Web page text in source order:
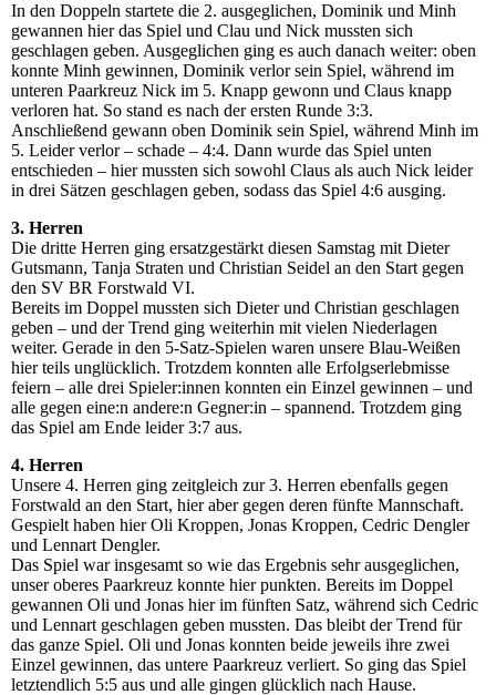
In den Doppeln startete die 2. ausgeglichen, Dominik und Minh
gewannen hier das Spiel und Clau und Nick mussten sich
geschlagen geben. Ausgeglichen ging es auch danach weiter: oben
konnte Minh gewinnen, Dominik verlor sein Spiel, während im
unteren Paarkreuz Nick im 5. Knapp gewonn und Claus knapp
verloren hat. So stand es nach der ersten Runde 3:3.
Anschließend gewann oben Dominik sein Spiel, während Minh im
5. Leider verlor – schade – 4:4. Dann wurde das Spiel unten
entschieden – hier mussten sich sowohl Claus als auch Nick leider
in drei Sätzen geschlagen geben, sodass das Spiel 4:6 ausging.
3. Herren
Die dritte Herren ging ersatzgestärkt diesen Samstag mit Dieter
Gutsmann, Tanja Straten und Christian Seidel an den Start gegen
den SV BR Forstwald VI.
Bereits im Doppel mussten sich Dieter und Christian geschlagen
geben – und der Trend ging weiterhin mit vielen Niederlagen
weiter. Gerade in den 5-Satz-Spielen waren unsere Blau-Weißen
hier teils unglücklich. Trotzdem konnten alle Erfolgserlebmisse
feiern – alle drei Spieler:innen konnten ein Einzel gewinnen – und
alle gegen eine:n andere:n Gegner:in – spannend. Trotzdem ging
das Spiel am Ende leider 3:7 aus.
4. Herren
Unsere 4. Herren ging zeitgleich zur 3. Herren ebenfalls gegen
Forstwald an den Start, hier aber gegen deren fünfte Mannschaft.
Gespielt haben hier Oli Kroppen, Jonas Kroppen, Cedric Dengler
und Lennart Dengler.
Das Spiel war insgesamt so wie das Ergebnis sehr ausgeglichen,
unser oberes Paarkreuz konnte hier punkten. Bereits im Doppel
gewannen Oli und Jonas hier im fünften Satz, während sich Cedric
und Lennart geschlagen geben mussten. Das bleibt der Trend für
das ganze Spiel. Oli und Jonas konnten beide jeweils ihre zwei
Einzel gewinnen, das untere Paarkreuz verliert. So ging das Spiel
letztendlich 5:5 aus und alle gingen glücklich nach Hause.